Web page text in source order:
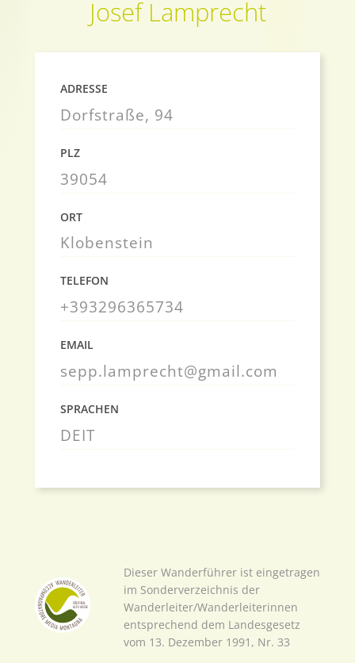
Josef Lamprecht
ADRESSE
Dorfstraße, 94
PLZ
39054
ORT
Klobenstein
TELEFON
+393296365734
EMAIL
sepp.lamprecht@gmail.com
SPRACHEN
DEIT
Dieser Wanderführer ist eingetragen
im Sonderverzeichnis der
Wanderleiter/Wanderleiterinnen
entsprechend dem Landesgesetz
vom 13. Dezember 1991, Nr. 33